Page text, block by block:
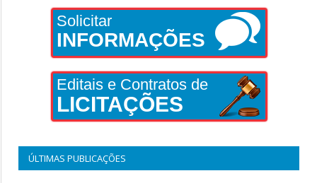
Solicitar
INFORMAÇÕES
Editais e Contratos de
LICITAÇÕES
ÚLTIMAS PUBLICAÇÕES